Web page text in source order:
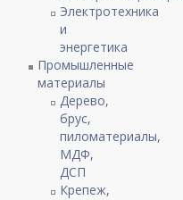
Электротехника
и
энергетика
Промышленные
материалы
Дерево,
брус,
пиломатериалы,
МДФ,
ДСП
Крепеж,